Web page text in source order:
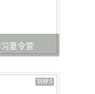
夏令营
TOP 5